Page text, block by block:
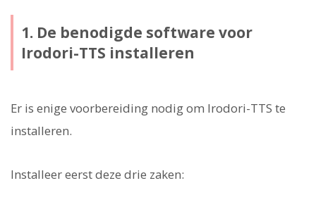
1. De benodigde software voor
Irodori-TTS installeren
Er is enige voorbereiding nodig om Irodori-TTS te
installeren.
Installeer eerst deze drie zaken: